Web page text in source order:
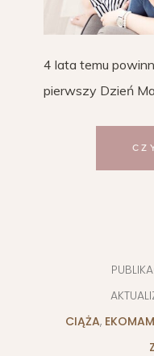
4 lata temu
pierwszy Dzień
CIĄŻA,